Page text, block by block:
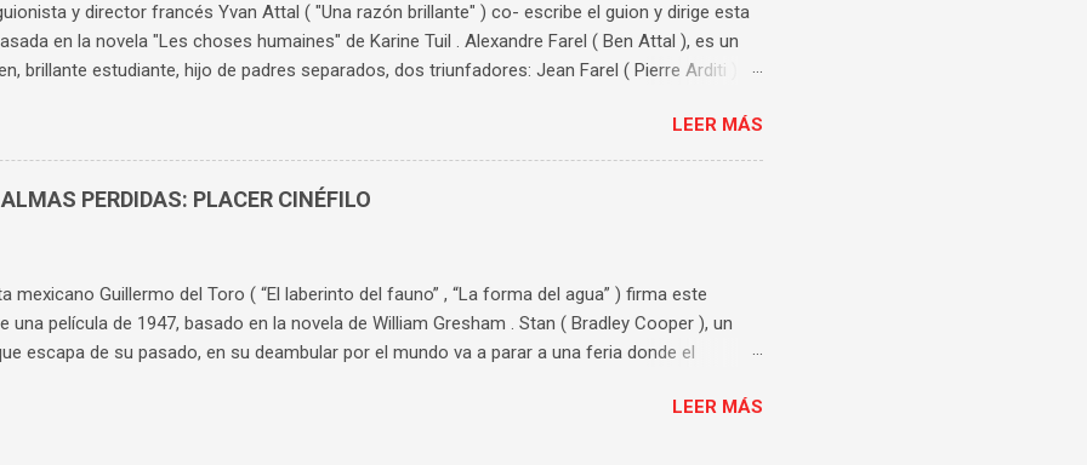
y director francés Yvan Attal ( "Una razón brillante" ) co- escribe el guion y dirige esta
en la novela "Les choses humaines" de Karine Tuil . Alexandre Farel ( Ben Attal ), es un
brillante estudiante, hijo de padres separados, dos triunfadores: Jean Farel ( Pierre Arditi )
por Mila ( Suzanne Jouannet ), la hija de la nueva pareja de su madre. El tema de esta película
estar más de actualidad, trata de la violación, pero de forma más concreta del consentimiento.
tienen mucha riqueza, primero por su capacidad de aportar muchos y variados puntos de
LEER MÁS
PERDIDAS: PLACER CINÉFILO
mexicano Guillermo del Toro ( “El laberinto del fauno” , “La forma del agua” ) firma este
una película de 1947, basado en la novela de William Gresham . Stan ( Bradley Cooper ), un
escapa de su pasado, en su deambular por el mundo va a parar a una feria donde el
David Strathairn ), que le enseñan los principios básicos del mentalismo. Esta historia deLEER MÁS